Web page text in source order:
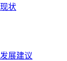
状
展建议